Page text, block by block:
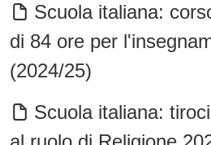
Scuola italiana:
di 84 ore per
(2024/25)
Scuola italiana: